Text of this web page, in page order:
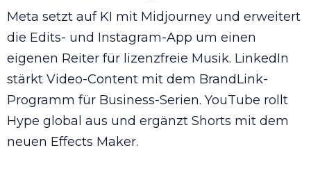
Meta setzt auf KI mit Midjourney und erweitert
die Edits- und Instagram-App um einen
eigenen Reiter für lizenzfreie Musik. LinkedIn
stärkt Video-Content mit dem BrandLink-
Programm für Business-Serien. YouTube rollt
Hype global aus und ergänzt Shorts mit dem
neuen Effects Maker.